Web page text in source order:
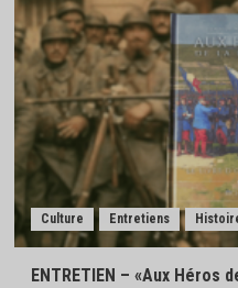
Culture Entretiens
ENTRETIEN – «Aux Héros